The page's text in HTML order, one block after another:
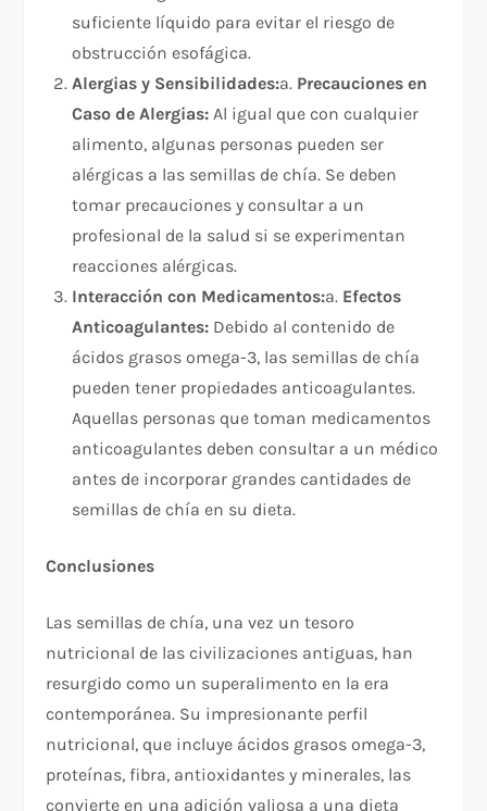
suficiente líquido para evitar el riesgo de
obstrucción esofágica.
Alergias y Sensibilidades:a. Precauciones en
Caso de Alergias: Al igual que con cualquier
alimento, algunas personas pueden ser
alérgicas a las semillas de chía. Se deben
tomar precauciones y consultar a un
profesional de la salud si se experimentan
reacciones alérgicas.
Interacción con Medicamentos:a. Efectos
Anticoagulantes: Debido al contenido de
ácidos grasos omega-3, las semillas de chía
pueden tener propiedades anticoagulantes.
Aquellas personas que toman medicamentos
anticoagulantes deben consultar a un médico
antes de incorporar grandes cantidades de
semillas de chía en su dieta.
Conclusiones
Las semillas de chía, una vez un tesoro
nutricional de las civilizaciones antiguas, han
resurgido como un superalimento en la era
contemporánea. Su impresionante perfil
nutricional, que incluye ácidos grasos omega-3,
proteínas, fibra, antioxidantes y minerales, las
convierte en una adición valiosa a una dieta